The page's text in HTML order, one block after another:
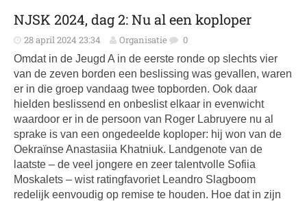
NJSK 2024, dag 2: Nu al een koploper
28 april 2024 23:34 Organisatie 0
Omdat in de Jeugd A in de eerste ronde op slechts vier
van de zeven borden een beslissing was gevallen, waren
er in die groep vandaag twee topborden. Ook daar
hielden beslissend en onbeslist elkaar in evenwicht
waardoor er in de persoon van Roger Labruyere nu al
sprake is van een ongedeelde koploper: hij won van de
Oekraïnse Anastasiia Khatniuk. Landgenote van de
laatste – de veel jongere en zeer talentvolle Sofiia
Moskalets – wist ratingfavoriet Leandro Slagboom
redelijk eenvoudig op remise te houden. Hoe dat in zijn